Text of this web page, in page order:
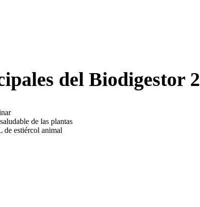
del Biodigestor 2
de las plantas
de estiércol animal